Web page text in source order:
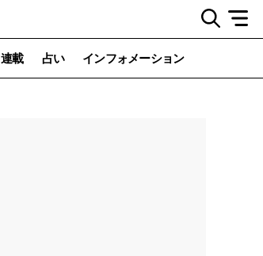
連載 占い インフォメーション